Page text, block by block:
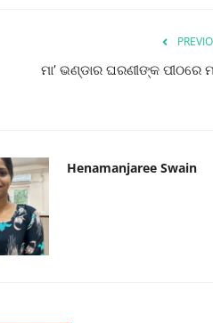
ମା’ ଭଣ୍ଡାର ଘରଣୀଙ୍କ ପୀଠରେ
Henamanjaree Swain